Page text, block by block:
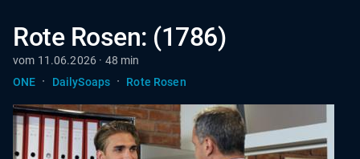
Rote Rosen: (1786)
vom 11.06.2026 · 48 min
ONE · DailySoaps · Rote Rosen